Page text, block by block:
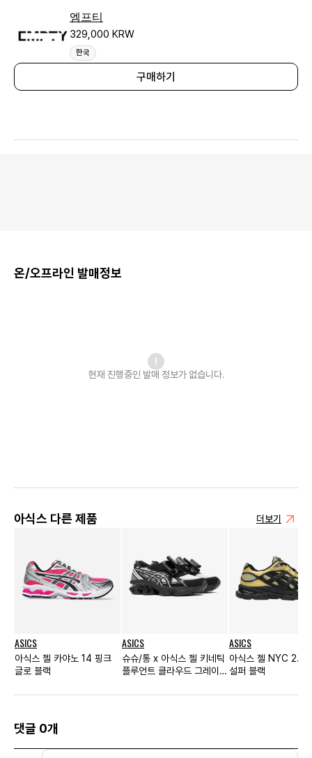
엠프티
329,000 KRW
한국
구매하기
온/오프라인 발매정보
현재 진행중인 발매 정보가 없습니다.
아식스 다른 제품 더보기
ASICS
아식스 젤 카야노 14 핑크
글로 블랙
ASICS
슈슈/통 x 아식스 젤 키네틱
플루언트 클라우드 그레이
ASICS
아식스 젤 NYC 2.0
설퍼 블랙
댓글 0개